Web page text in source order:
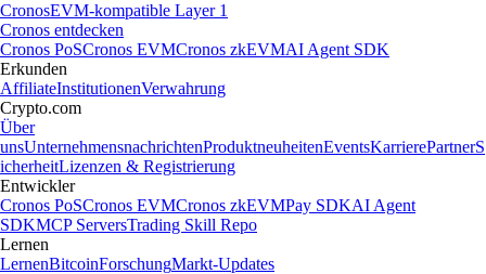
CronosEVM-kompatible Layer 1
Cronos entdecken
Cronos PoSCronos EVMCronos zkEVMAI Agent SDK
Erkunden
AffiliateInstitutionenVerwahrung
Crypto.com
Über
unsUnternehmensnachrichtenProduktneuheitenEventsKarrierePartnerS
icherheitLizenzen & Registrierung
Entwickler
Cronos PoSCronos EVMCronos zkEVMPay SDKAI Agent
SDKMCP ServersTrading Skill Repo
Lernen
LernenBitcoinForschungMarkt-Updates